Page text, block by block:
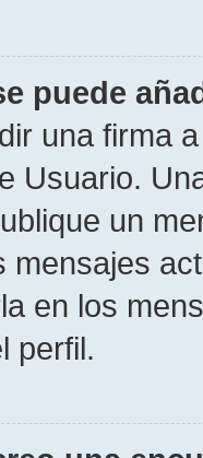
puede
una firma
Usuario.
un
mensajes
en los
perfil.